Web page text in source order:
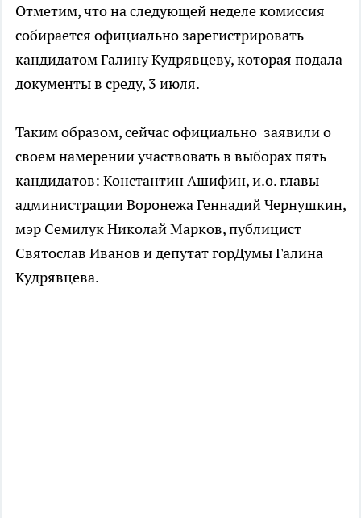
Отметим, что на следующей неделе комиссия
собирается официально зарегистрировать
кандидатом Галину Кудрявцеву, которая подала
документы в среду, 3 июля.
Таким образом, сейчас официально заявили о
своем намерении участвовать в выборах пять
кандидатов: Константин Ашифин, и.о. главы
администрации Воронежа Геннадий Чернушкин,
мэр Семилук Николай Марков, публицист
Святослав Иванов и депутат горДумы Галина
Кудрявцева.